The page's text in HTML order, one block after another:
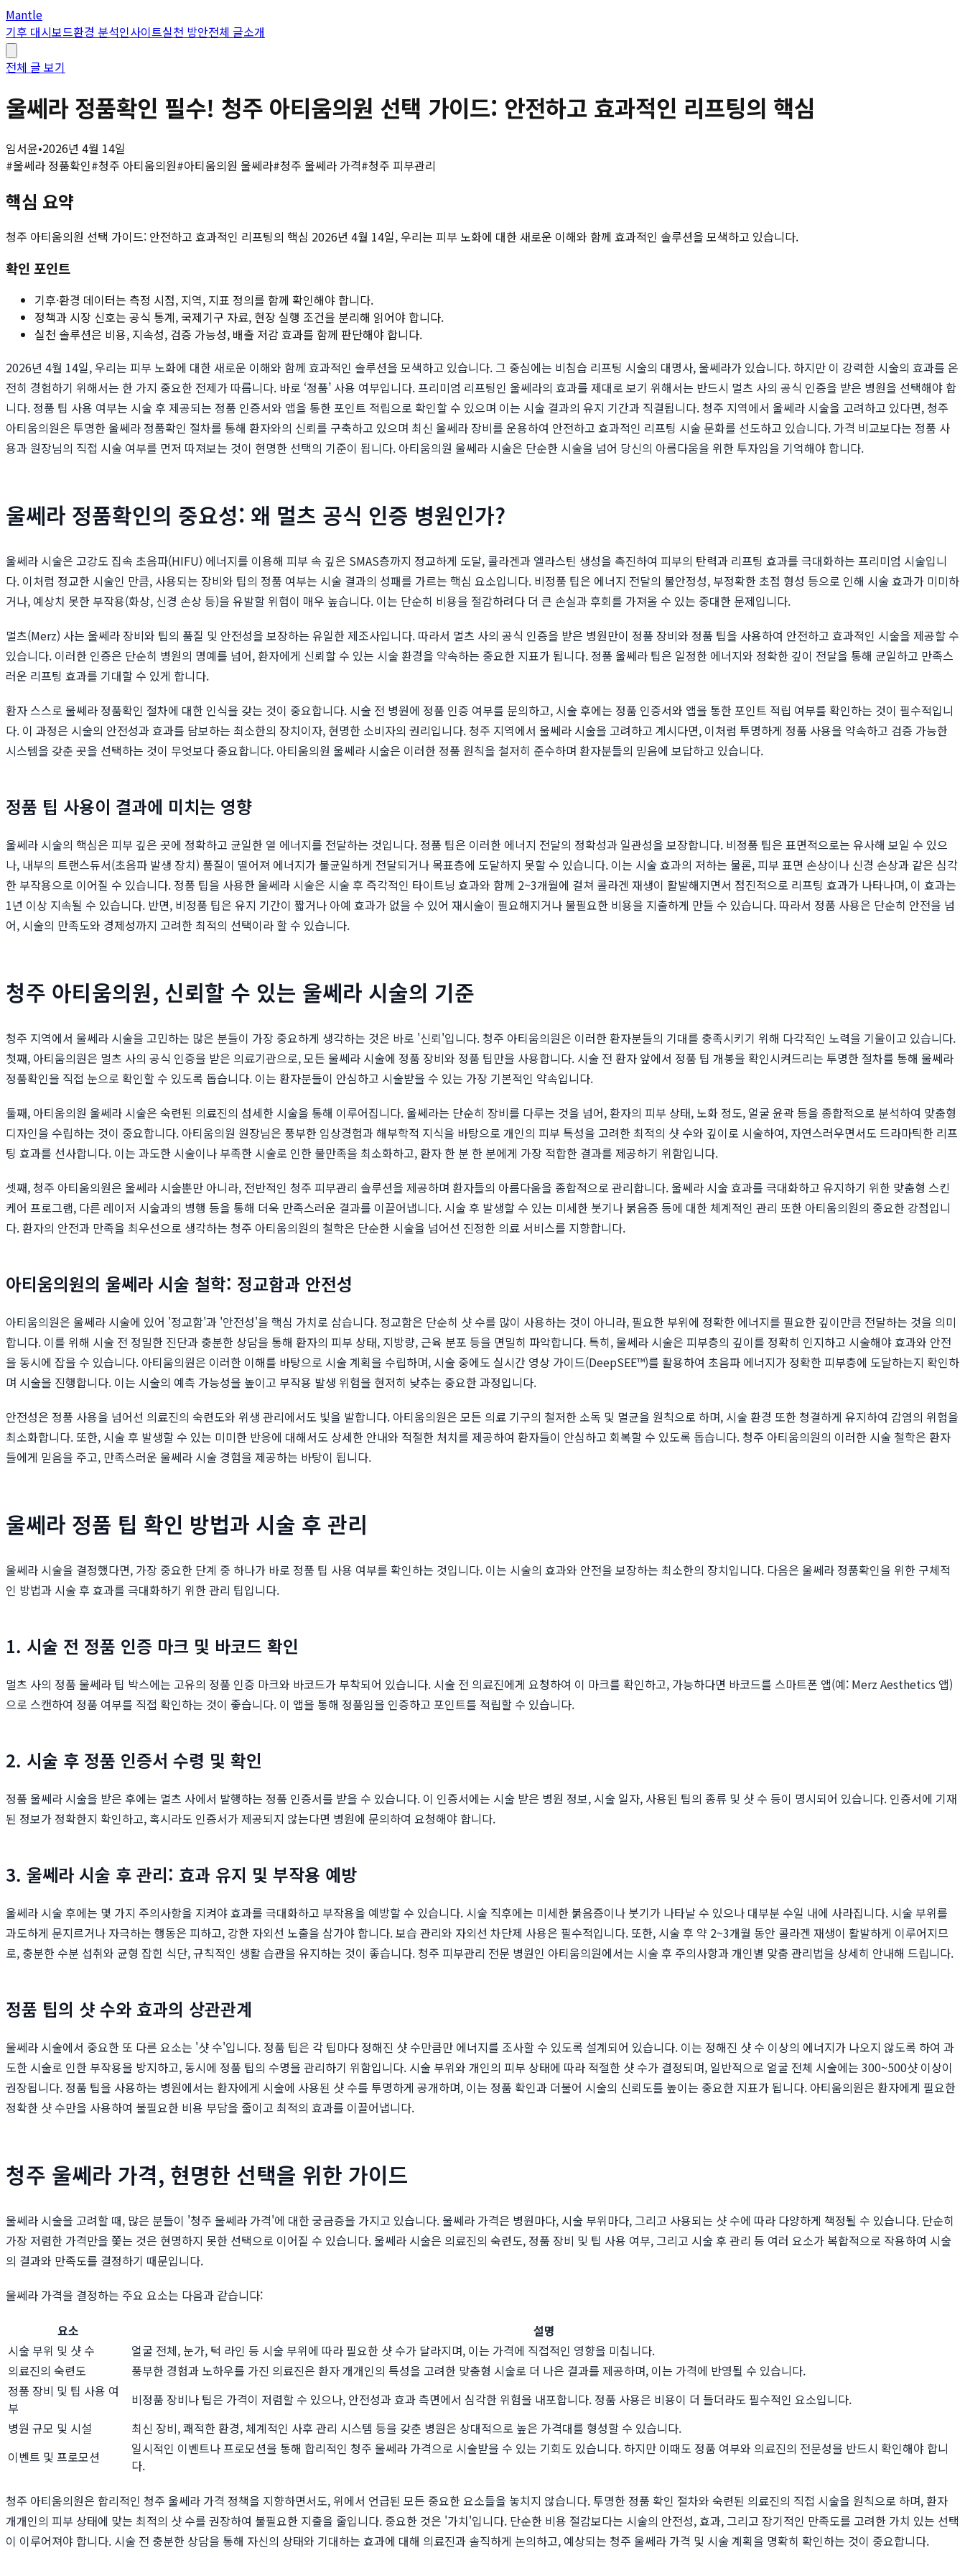
Mantle
기후 대시보드환경 분석인사이트실천 방안전체 글소개
전체 글 보기
울쎄라 정품확인 필수! 청주 아티움의원 선택 가이드: 안전하고 효과적인 리프팅의 핵심
임서윤•2026년 4월 14일
#울쎄라 정품확인#청주 아티움의원#아티움의원 울쎄라#청주 울쎄라 가격#청주 피부관리
핵심 요약
청주 아티움의원 선택 가이드: 안전하고 효과적인 리프팅의 핵심 2026년 4월 14일, 우리는 피부 노화에 대한 새로운 이해와 함께 효과적인 솔루션을 모색하고 있습니다.
확인 포인트
기후·환경 데이터는 측정 시점, 지역, 지표 정의를 함께 확인해야 합니다.
정책과 시장 신호는 공식 통계, 국제기구 자료, 현장 실행 조건을 분리해 읽어야 합니다.
실천 솔루션은 비용, 지속성, 검증 가능성, 배출 저감 효과를 함께 판단해야 합니다.
2026년 4월 14일, 우리는 피부 노화에 대한 새로운 이해와 함께 효과적인 솔루션을 모색하고 있습니다. 그 중심에는 비침습 리프팅 시술의 대명사, 울쎄라가 있습니다. 하지만 이 강력한 시술의 효과를 온
전히 경험하기 위해서는 한 가지 중요한 전제가 따릅니다. 바로 ‘정품’ 사용 여부입니다. 프리미엄 리프팅인 울쎄라의 효과를 제대로 보기 위해서는 반드시 멀츠 사의 공식 인증을 받은 병원을 선택해야 합
니다. 정품 팁 사용 여부는 시술 후 제공되는 정품 인증서와 앱을 통한 포인트 적립으로 확인할 수 있으며 이는 시술 결과의 유지 기간과 직결됩니다. 청주 지역에서 울쎄라 시술을 고려하고 있다면, 청주
아티움의원은 투명한 울쎄라 정품확인 절차를 통해 환자와의 신뢰를 구축하고 있으며 최신 울쎄라 장비를 운용하여 안전하고 효과적인 리프팅 시술 문화를 선도하고 있습니다. 가격 비교보다는 정품 사
용과 원장님의 직접 시술 여부를 먼저 따져보는 것이 현명한 선택의 기준이 됩니다. 아티움의원 울쎄라 시술은 단순한 시술을 넘어 당신의 아름다움을 위한 투자임을 기억해야 합니다.
울쎄라 정품확인의 중요성: 왜 멀츠 공식 인증 병원인가?
울쎄라 시술은 고강도 집속 초음파(HIFU) 에너지를 이용해 피부 속 깊은 SMAS층까지 정교하게 도달, 콜라겐과 엘라스틴 생성을 촉진하여 피부의 탄력과 리프팅 효과를 극대화하는 프리미엄 시술입니
다. 이처럼 정교한 시술인 만큼, 사용되는 장비와 팁의 정품 여부는 시술 결과의 성패를 가르는 핵심 요소입니다. 비정품 팁은 에너지 전달의 불안정성, 부정확한 초점 형성 등으로 인해 시술 효과가 미미하
거나, 예상치 못한 부작용(화상, 신경 손상 등)을 유발할 위험이 매우 높습니다. 이는 단순히 비용을 절감하려다 더 큰 손실과 후회를 가져올 수 있는 중대한 문제입니다.
멀츠(Merz) 사는 울쎄라 장비와 팁의 품질 및 안전성을 보장하는 유일한 제조사입니다. 따라서 멀츠 사의 공식 인증을 받은 병원만이 정품 장비와 정품 팁을 사용하여 안전하고 효과적인 시술을 제공할 수
있습니다. 이러한 인증은 단순히 병원의 명예를 넘어, 환자에게 신뢰할 수 있는 시술 환경을 약속하는 중요한 지표가 됩니다. 정품 울쎄라 팁은 일정한 에너지와 정확한 깊이 전달을 통해 균일하고 만족스
러운 리프팅 효과를 기대할 수 있게 합니다.
환자 스스로 울쎄라 정품확인 절차에 대한 인식을 갖는 것이 중요합니다. 시술 전 병원에 정품 인증 여부를 문의하고, 시술 후에는 정품 인증서와 앱을 통한 포인트 적립 여부를 확인하는 것이 필수적입니
다. 이 과정은 시술의 안전성과 효과를 담보하는 최소한의 장치이자, 현명한 소비자의 권리입니다. 청주 지역에서 울쎄라 시술을 고려하고 계시다면, 이처럼 투명하게 정품 사용을 약속하고 검증 가능한
시스템을 갖춘 곳을 선택하는 것이 무엇보다 중요합니다. 아티움의원 울쎄라 시술은 이러한 정품 원칙을 철저히 준수하며 환자분들의 믿음에 보답하고 있습니다.
정품 팁 사용이 결과에 미치는 영향
울쎄라 시술의 핵심은 피부 깊은 곳에 정확하고 균일한 열 에너지를 전달하는 것입니다. 정품 팁은 이러한 에너지 전달의 정확성과 일관성을 보장합니다. 비정품 팁은 표면적으로는 유사해 보일 수 있으
나, 내부의 트랜스듀서(초음파 발생 장치) 품질이 떨어져 에너지가 불균일하게 전달되거나 목표층에 도달하지 못할 수 있습니다. 이는 시술 효과의 저하는 물론, 피부 표면 손상이나 신경 손상과 같은 심각
한 부작용으로 이어질 수 있습니다. 정품 팁을 사용한 울쎄라 시술은 시술 후 즉각적인 타이트닝 효과와 함께 2~3개월에 걸쳐 콜라겐 재생이 활발해지면서 점진적으로 리프팅 효과가 나타나며, 이 효과는
1년 이상 지속될 수 있습니다. 반면, 비정품 팁은 유지 기간이 짧거나 아예 효과가 없을 수 있어 재시술이 필요해지거나 불필요한 비용을 지출하게 만들 수 있습니다. 따라서 정품 사용은 단순히 안전을 넘
어, 시술의 만족도와 경제성까지 고려한 최적의 선택이라 할 수 있습니다.
청주 아티움의원, 신뢰할 수 있는 울쎄라 시술의 기준
청주 지역에서 울쎄라 시술을 고민하는 많은 분들이 가장 중요하게 생각하는 것은 바로 '신뢰'입니다. 청주 아티움의원은 이러한 환자분들의 기대를 충족시키기 위해 다각적인 노력을 기울이고 있습니다.
첫째, 아티움의원은 멀츠 사의 공식 인증을 받은 의료기관으로, 모든 울쎄라 시술에 정품 장비와 정품 팁만을 사용합니다. 시술 전 환자 앞에서 정품 팁 개봉을 확인시켜드리는 투명한 절차를 통해 울쎄라
정품확인을 직접 눈으로 확인할 수 있도록 돕습니다. 이는 환자분들이 안심하고 시술받을 수 있는 가장 기본적인 약속입니다.
둘째, 아티움의원 울쎄라 시술은 숙련된 의료진의 섬세한 시술을 통해 이루어집니다. 울쎄라는 단순히 장비를 다루는 것을 넘어, 환자의 피부 상태, 노화 정도, 얼굴 윤곽 등을 종합적으로 분석하여 맞춤형
디자인을 수립하는 것이 중요합니다. 아티움의원 원장님은 풍부한 임상경험과 해부학적 지식을 바탕으로 개인의 피부 특성을 고려한 최적의 샷 수와 깊이로 시술하여, 자연스러우면서도 드라마틱한 리프
팅 효과를 선사합니다. 이는 과도한 시술이나 부족한 시술로 인한 불만족을 최소화하고, 환자 한 분 한 분에게 가장 적합한 결과를 제공하기 위함입니다.
셋째, 청주 아티움의원은 울쎄라 시술뿐만 아니라, 전반적인 청주 피부관리 솔루션을 제공하며 환자들의 아름다움을 종합적으로 관리합니다. 울쎄라 시술 효과를 극대화하고 유지하기 위한 맞춤형 스킨
케어 프로그램, 다른 레이저 시술과의 병행 등을 통해 더욱 만족스러운 결과를 이끌어냅니다. 시술 후 발생할 수 있는 미세한 붓기나 붉음증 등에 대한 체계적인 관리 또한 아티움의원의 중요한 강점입니
다. 환자의 안전과 만족을 최우선으로 생각하는 청주 아티움의원의 철학은 단순한 시술을 넘어선 진정한 의료 서비스를 지향합니다.
아티움의원의 울쎄라 시술 철학: 정교함과 안전성
아티움의원은 울쎄라 시술에 있어 '정교함'과 '안전성'을 핵심 가치로 삼습니다. 정교함은 단순히 샷 수를 많이 사용하는 것이 아니라, 필요한 부위에 정확한 에너지를 필요한 깊이만큼 전달하는 것을 의미
합니다. 이를 위해 시술 전 정밀한 진단과 충분한 상담을 통해 환자의 피부 상태, 지방량, 근육 분포 등을 면밀히 파악합니다. 특히, 울쎄라 시술은 피부층의 깊이를 정확히 인지하고 시술해야 효과와 안전
을 동시에 잡을 수 있습니다. 아티움의원은 이러한 이해를 바탕으로 시술 계획을 수립하며, 시술 중에도 실시간 영상 가이드(DeepSEE™)를 활용하여 초음파 에너지가 정확한 피부층에 도달하는지 확인하
며 시술을 진행합니다. 이는 시술의 예측 가능성을 높이고 부작용 발생 위험을 현저히 낮추는 중요한 과정입니다.
안전성은 정품 사용을 넘어선 의료진의 숙련도와 위생 관리에서도 빛을 발합니다. 아티움의원은 모든 의료 기구의 철저한 소독 및 멸균을 원칙으로 하며, 시술 환경 또한 청결하게 유지하여 감염의 위험을
최소화합니다. 또한, 시술 후 발생할 수 있는 미미한 반응에 대해서도 상세한 안내와 적절한 처치를 제공하여 환자들이 안심하고 회복할 수 있도록 돕습니다. 청주 아티움의원의 이러한 시술 철학은 환자
들에게 믿음을 주고, 만족스러운 울쎄라 시술 경험을 제공하는 바탕이 됩니다.
울쎄라 정품 팁 확인 방법과 시술 후 관리
울쎄라 시술을 결정했다면, 가장 중요한 단계 중 하나가 바로 정품 팁 사용 여부를 확인하는 것입니다. 이는 시술의 효과와 안전을 보장하는 최소한의 장치입니다. 다음은 울쎄라 정품확인을 위한 구체적
인 방법과 시술 후 효과를 극대화하기 위한 관리 팁입니다.
1. 시술 전 정품 인증 마크 및 바코드 확인
멀츠 사의 정품 울쎄라 팁 박스에는 고유의 정품 인증 마크와 바코드가 부착되어 있습니다. 시술 전 의료진에게 요청하여 이 마크를 확인하고, 가능하다면 바코드를 스마트폰 앱(예: Merz Aesthetics 앱)
으로 스캔하여 정품 여부를 직접 확인하는 것이 좋습니다. 이 앱을 통해 정품임을 인증하고 포인트를 적립할 수 있습니다.
2. 시술 후 정품 인증서 수령 및 확인
정품 울쎄라 시술을 받은 후에는 멀츠 사에서 발행하는 정품 인증서를 받을 수 있습니다. 이 인증서에는 시술 받은 병원 정보, 시술 일자, 사용된 팁의 종류 및 샷 수 등이 명시되어 있습니다. 인증서에 기재
된 정보가 정확한지 확인하고, 혹시라도 인증서가 제공되지 않는다면 병원에 문의하여 요청해야 합니다.
3. 울쎄라 시술 후 관리: 효과 유지 및 부작용 예방
울쎄라 시술 후에는 몇 가지 주의사항을 지켜야 효과를 극대화하고 부작용을 예방할 수 있습니다. 시술 직후에는 미세한 붉음증이나 붓기가 나타날 수 있으나 대부분 수일 내에 사라집니다. 시술 부위를
과도하게 문지르거나 자극하는 행동은 피하고, 강한 자외선 노출을 삼가야 합니다. 보습 관리와 자외선 차단제 사용은 필수적입니다. 또한, 시술 후 약 2~3개월 동안 콜라겐 재생이 활발하게 이루어지므
로, 충분한 수분 섭취와 균형 잡힌 식단, 규칙적인 생활 습관을 유지하는 것이 좋습니다. 청주 피부관리 전문 병원인 아티움의원에서는 시술 후 주의사항과 개인별 맞춤 관리법을 상세히 안내해 드립니다.
정품 팁의 샷 수와 효과의 상관관계
울쎄라 시술에서 중요한 또 다른 요소는 '샷 수'입니다. 정품 팁은 각 팁마다 정해진 샷 수만큼만 에너지를 조사할 수 있도록 설계되어 있습니다. 이는 정해진 샷 수 이상의 에너지가 나오지 않도록 하여 과
도한 시술로 인한 부작용을 방지하고, 동시에 정품 팁의 수명을 관리하기 위함입니다. 시술 부위와 개인의 피부 상태에 따라 적절한 샷 수가 결정되며, 일반적으로 얼굴 전체 시술에는 300~500샷 이상이
권장됩니다. 정품 팁을 사용하는 병원에서는 환자에게 시술에 사용된 샷 수를 투명하게 공개하며, 이는 정품 확인과 더불어 시술의 신뢰도를 높이는 중요한 지표가 됩니다. 아티움의원은 환자에게 필요한
정확한 샷 수만을 사용하여 불필요한 비용 부담을 줄이고 최적의 효과를 이끌어냅니다.
청주 울쎄라 가격, 현명한 선택을 위한 가이드
울쎄라 시술을 고려할 때, 많은 분들이 '청주 울쎄라 가격'에 대한 궁금증을 가지고 있습니다. 울쎄라 가격은 병원마다, 시술 부위마다, 그리고 사용되는 샷 수에 따라 다양하게 책정될 수 있습니다. 단순히
가장 저렴한 가격만을 쫓는 것은 현명하지 못한 선택으로 이어질 수 있습니다. 울쎄라 시술은 의료진의 숙련도, 정품 장비 및 팁 사용 여부, 그리고 시술 후 관리 등 여러 요소가 복합적으로 작용하여 시술
의 결과와 만족도를 결정하기 때문입니다.
울쎄라 가격을 결정하는 주요 요소는 다음과 같습니다:
요소
설명
시술 부위 및 샷 수
얼굴 전체, 눈가, 턱 라인 등 시술 부위에 따라 필요한 샷 수가 달라지며, 이는 가격에 직접적인 영향을 미칩니다.
의료진의 숙련도
풍부한 경험과 노하우를 가진 의료진은 환자 개개인의 특성을 고려한 맞춤형 시술로 더 나은 결과를 제공하며, 이는 가격에 반영될 수 있습니다.
정품 장비 및 팁 사용 여
부
비정품 장비나 팁은 가격이 저렴할 수 있으나, 안전성과 효과 측면에서 심각한 위험을 내포합니다. 정품 사용은 비용이 더 들더라도 필수적인 요소입니다.
병원 규모 및 시설
최신 장비, 쾌적한 환경, 체계적인 사후 관리 시스템 등을 갖춘 병원은 상대적으로 높은 가격대를 형성할 수 있습니다.
이벤트 및 프로모션
일시적인 이벤트나 프로모션을 통해 합리적인 청주 울쎄라 가격으로 시술받을 수 있는 기회도 있습니다. 하지만 이때도 정품 여부와 의료진의 전문성을 반드시 확인해야 합니
다.
청주 아티움의원은 합리적인 청주 울쎄라 가격 정책을 지향하면서도, 위에서 언급된 모든 중요한 요소들을 놓치지 않습니다. 투명한 정품 확인 절차와 숙련된 의료진의 직접 시술을 원칙으로 하며, 환자
개개인의 피부 상태에 맞는 최적의 샷 수를 권장하여 불필요한 지출을 줄입니다. 중요한 것은 '가치'입니다. 단순한 비용 절감보다는 시술의 안전성, 효과, 그리고 장기적인 만족도를 고려한 가치 있는 선택
이 이루어져야 합니다. 시술 전 충분한 상담을 통해 자신의 상태와 기대하는 효과에 대해 의료진과 솔직하게 논의하고, 예상되는 청주 울쎄라 가격 및 시술 계획을 명확히 확인하는 것이 중요합니다.